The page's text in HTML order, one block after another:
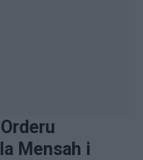
Mensah i